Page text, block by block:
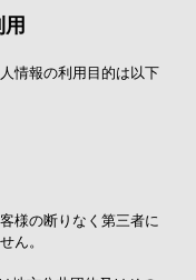
情報の利用目的は以下
様の断りなく第三者に
ん。